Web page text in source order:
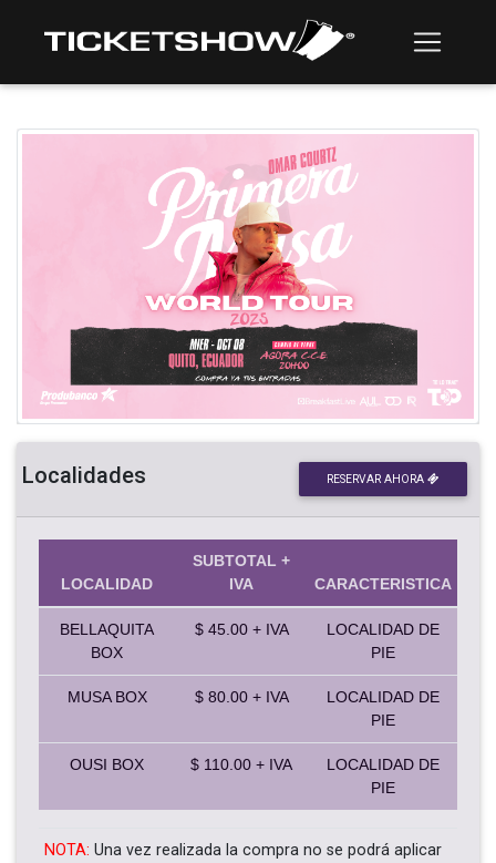
Localidades RESERVAR AHORA
LOCALIDAD
SUBTOTAL +
IVA
CARACTERISTICA
BELLAQUITA
BOX
$ 45.00 + IVA
LOCALIDAD DE
PIE
MUSA BOX $ 80.00 + IVA
LOCALIDAD DE
PIE
OUSI BOX $ 110.00 + IVA
LOCALIDAD DE
PIE
NOTA: Una vez realizada la compra no se podrá aplicar